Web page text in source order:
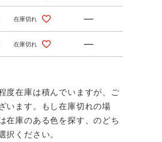
在庫切れ —
在庫切れ —
度在庫は積んでいますが、ご
います。もし在庫切れの場
在庫のある色を探す、のどち
択ください。